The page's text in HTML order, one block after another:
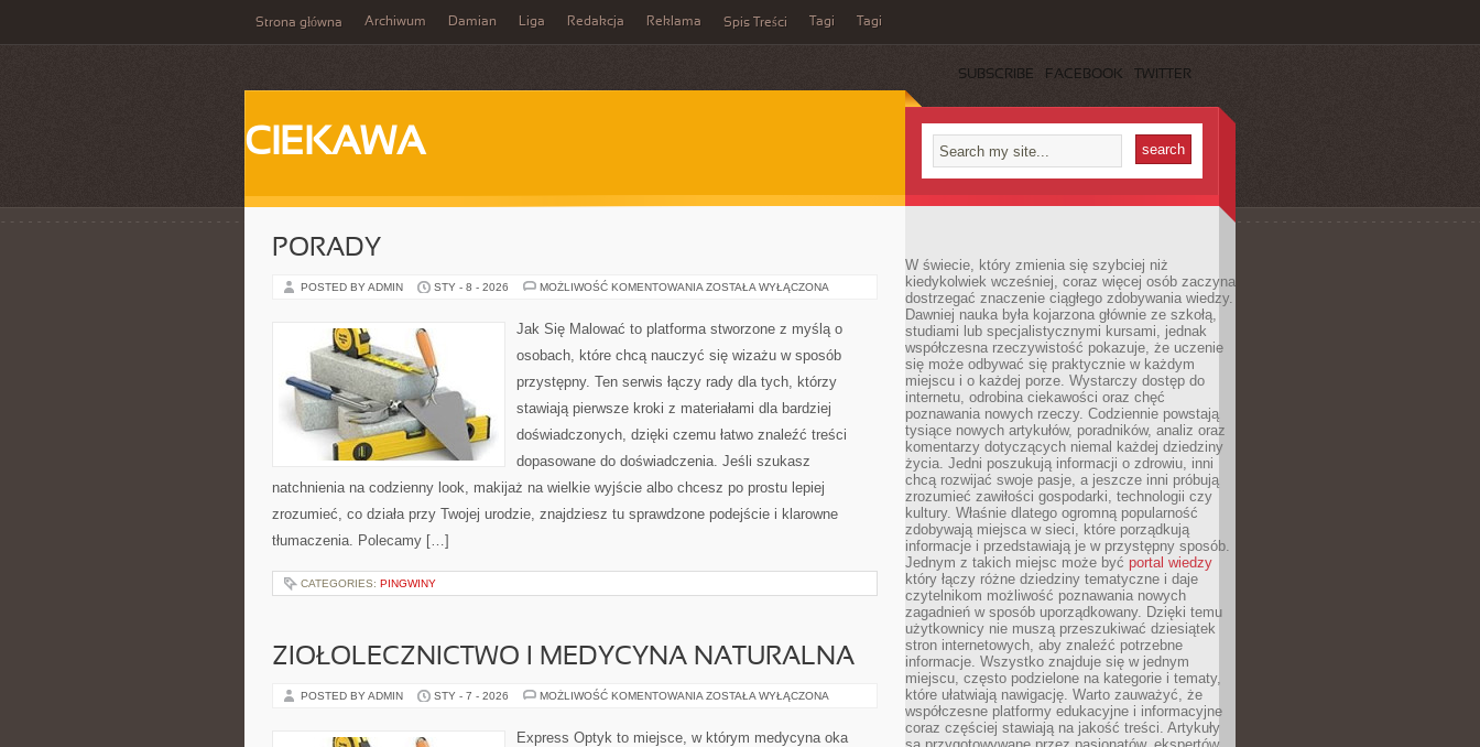
Strona główna Archiwum Damian Liga Redakcja Reklama Spis Treści Tagi Tagi
SUBSCRIBE FACEBOOK TWITTER
CIEKAWA
PORADY
POSTED BY ADMIN STY - 8 - 2026 MOŻLIWOŚĆ KOMENTOWANIA PORADY
ZOSTAŁA WYŁĄCZONA
Jak Się Malować to platforma stworzone z myślą o
osobach, które chcą nauczyć się wizażu w sposób
przystępny. Ten serwis łączy rady dla tych, którzy
stawiają pierwsze kroki z materiałami dla bardziej
doświadczonych, dzięki czemu łatwo znaleźć treści
dopasowane do doświadczenia. Jeśli szukasz
natchnienia na codzienny look, makijaż na wielkie wyjście albo chcesz po prostu lepiej
zrozumieć, co działa przy Twojej urodzie, znajdziesz tu sprawdzone podejście i klarowne
tłumaczenia. Polecamy […]
CATEGORIES: PINGWINY
ZIOŁOLECZNICTWO I MEDYCYNA NATURALNA
POSTED BY ADMIN STY - 7 - 2026 MOŻLIWOŚĆ KOMENTOWANIA ZIOŁOLECZNICTWO
NATURALNA
ZOSTAŁA WYŁĄCZONA
Express Optyk to miejsce, w którym medycyna oka
W świecie, który zmienia się szybciej niż
kiedykolwiek wcześniej, coraz więcej osób zaczyna
dostrzegać znaczenie ciągłego zdobywania wiedzy.
Dawniej nauka była kojarzona głównie ze szkołą,
studiami lub specjalistycznymi kursami, jednak
współczesna rzeczywistość pokazuje, że uczenie
się może odbywać się praktycznie w każdym
miejscu i o każdej porze. Wystarczy dostęp do
internetu, odrobina ciekawości oraz chęć
poznawania nowych rzeczy. Codziennie powstają
tysiące nowych artykułów, poradników, analiz oraz
komentarzy dotyczących niemal każdej dziedziny
życia. Jedni poszukują informacji o zdrowiu, inni
chcą rozwijać swoje pasje, a jeszcze inni próbują
zrozumieć zawiłości gospodarki, technologii czy
kultury. Właśnie dlatego ogromną popularność
zdobywają miejsca w sieci, które porządkują
informacje i przedstawiają je w przystępny sposób.
Jednym z takich miejsc może być portal wiedzy
który łączy różne dziedziny tematyczne i daje
czytelnikom możliwość poznawania nowych
zagadnień w sposób uporządkowany. Dzięki temu
użytkownicy nie muszą przeszukiwać dziesiątek
stron internetowych, aby znaleźć potrzebne
informacje. Wszystko znajduje się w jednym
miejscu, często podzielone na kategorie i tematy,
które ułatwiają nawigację. Warto zauważyć, że
współczesne platformy edukacyjne i informacyjne
coraz częściej stawiają na jakość treści. Artykuły